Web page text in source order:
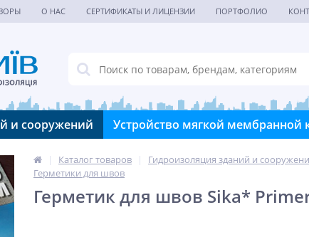
О НАС СЕРТИФИКАТЫ И ЛИЦЕНЗИИ ПОРТФОЛИО
и сооружений Устройство мягкой мембранной
| Каталог товаров | Гидроизоляция зданий и
Герметики для швов
Герметик для швов Sika*